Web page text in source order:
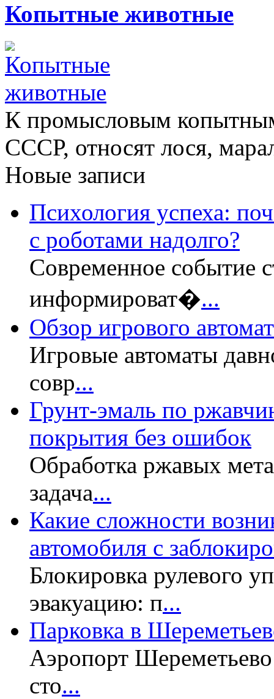
Копытные животные
К промысловым
СССР, относят лося,
Новые записи
Психология успеха:
с роботами надолго?
Современное событие
информироват�...
Обзор игрового
Игровые автоматы
совр...
Грунт-эмаль по
покрытия без ошибок
Обработка ржавых
задача...
Какие сложности
автомобиля с
Блокировка рулевого
эвакуацию: п...
Парковка в
Аэропорт Шереметьево
сто...